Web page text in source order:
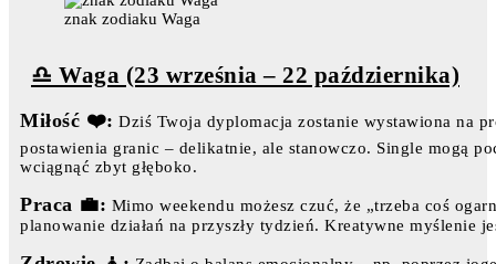
znak zodiaku Waga
♎ Waga (23 września – 22 października)
Miłość ❤️: Dziś Twoja dyplomacja zostanie wystawiona na
postawienia granic – delikatnie, ale stanowczo. Single mogą
wciągnąć zbyt głęboko.
Praca 💼: Mimo weekendu możesz czuć, że „trzeba coś
planowanie działań na przyszły tydzień. Kreatywne myślenie